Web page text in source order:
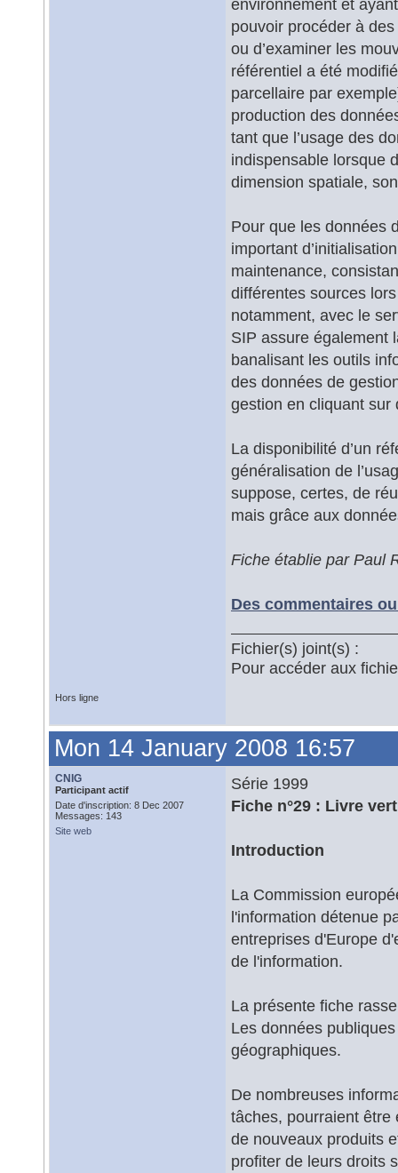
environnement et
pouvoir procéder à
ou d’examiner les
référentiel a été
parcellaire par
production des
tant que l’usage des
indispensable lorsque
dimension spatiale,
Pour que les données
important
maintenance,
différentes sources
notamment, avec le
SIP assure également
banalisant les outils
des données de
gestion en cliquant sur
La disponibilité d’un
généralisation de
suppose, certes, de
mais grâce aux
Fiche établie par Paul
Des commentaires
Fichier(s) joint(s) :
Pour accéder aux
Hors ligne
Mon 14 January 2008 16:57
CNIG
Participant actif
Date d'inscription: 8 Dec 2007
Messages: 143
Site web
Série 1999
Fiche n°29 : Livre
Introduction
La Commission
l'information détenue
entreprises d'Europe
de l'information.
La présente fiche
Les données
géographiques.
De nombreuses
tâches, pourraient être
de nouveaux produits
profiter de leurs droits